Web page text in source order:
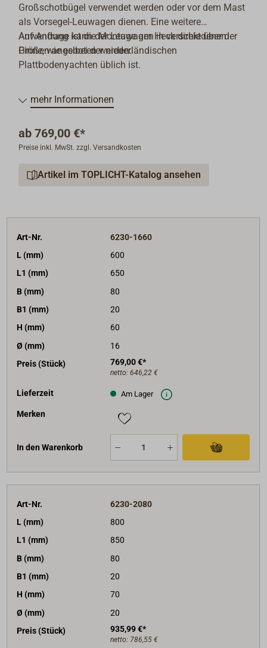
Großschotbügel verwendet werden oder vor dem Mast
als Vorsegel-Leuwagen dienen. Eine weitere
Anwendung ist die Montage am Heck direkt über der
Pinne, wie es bei der niederländischen
Plattbodenyachten üblich ist.
Auf Anfrage kann der Leuwagen in verschiedenen
Größen angeboten werden.
mehr Informationen
ab 769,00 €*
Preise inkl. MwSt. zzgl. Versandkosten
Artikel im TOPLICHT-Katalog ansehen
Art-Nr.
6230-1660
L (mm)
600
L1 (mm)
650
B (mm)
80
B1 (mm)
20
H (mm)
60
Ø (mm)
16
Preis (Stück)
769,00 €*
netto: 646,22 €
Lieferzeit Am Lager
Merken
In den Warenkorb
Art-Nr.
6230-2080
L (mm)
800
L1 (mm)
850
B (mm)
80
B1 (mm)
20
H (mm)
70
Ø (mm)
20
Preis (Stück)
935,99 €*
netto: 786,55 €